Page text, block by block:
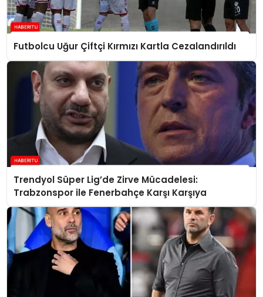
Futbolcu Uğur Çiftçi Kırmızı Kartla Cezalandırıldı
Trendyol Süper Lig’de Zirve Mücadelesi:
Trabzonspor ile Fenerbahçe Karşı Karşıya